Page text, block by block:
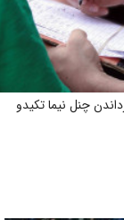
چنل نیما تکیدو